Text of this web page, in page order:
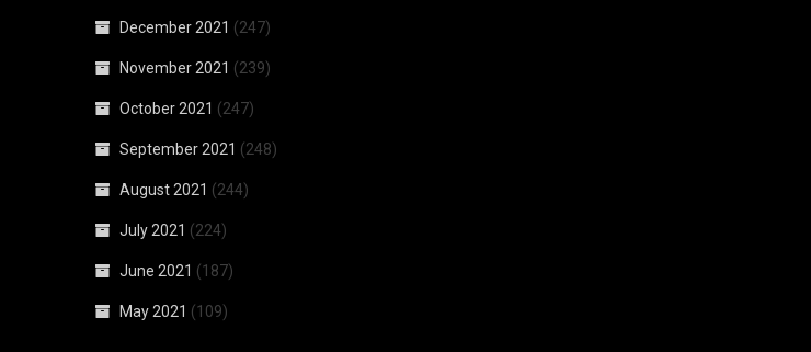
December 2021 (247)
November 2021 (239)
October 2021 (247)
September 2021 (248)
August 2021 (244)
July 2021 (224)
June 2021 (187)
May 2021 (109)